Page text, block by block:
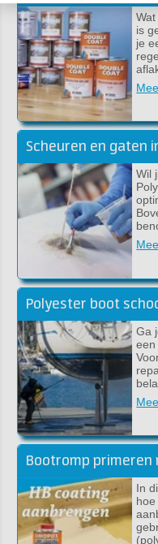
is
je
Wil
Polyester boot
Ga
een
Bootromp primeren
In